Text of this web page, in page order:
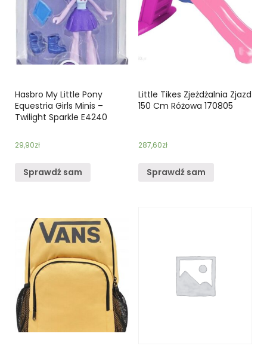
Hasbro My Little Pony
Equestria Girls Minis –
Twilight Sparkle E4240
29,90zł
Sprawdź sam
Little Tikes Zjeżdżalnia Zjazd
150 Cm Różowa 170805
287,60zł
Sprawdź sam